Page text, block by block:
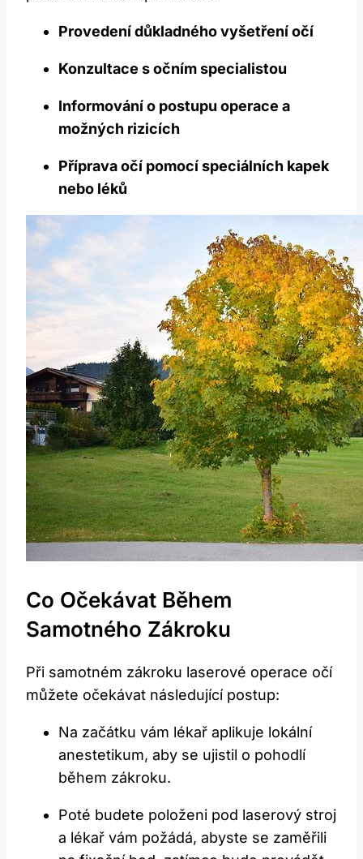
Provedení důkladného⁤ vyšetření očí
Konzultace s‌ očním specialistou
Informování ⁢o postupu ‌operace a
možných⁢ rizicích
Příprava očí ⁣pomocí speciálních kapek
nebo léků
Co Očekávat Během
Samotného Zákroku
Při ‍samotném zákroku ⁢laserové operace očí‍
můžete očekávat⁣ následující ⁢postup:
Na začátku vám ​lékař aplikuje⁤ lokální
anestetikum, aby se ujistil o pohodlí⁤
během zákroku.
Poté budete položeni pod ‍laserový stroj
a lékař ‌vám‌ požádá, abyste se zaměřili